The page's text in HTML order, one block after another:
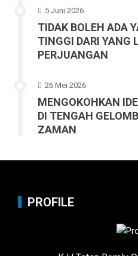
5 Juni 2026
TIDAK BOLEH ADA
TINGGI DARI YANG
PERJUANGAN
26 Mei 2026
MENGOKOHKAN
DI TENGAH
ZAMAN
PROFILE